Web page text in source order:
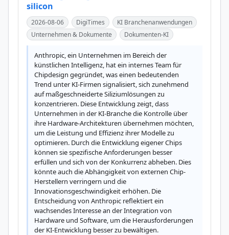
silicon
2026-08-06 DigiTimes
KI Branchenanwendungen
Unternehmen & Dokumente
Dokumenten-KI
Anthropic, ein Unternehmen im Bereich der
künstlichen Intelligenz, hat ein internes Team für
Chipdesign gegründet, was einen bedeutenden
Trend unter KI-Firmen signalisiert, sich zunehmend
auf maßgeschneiderte Siliziumlösungen zu
konzentrieren. Diese Entwicklung zeigt, dass
Unternehmen in der KI-Branche die Kontrolle über
ihre Hardware-Architekturen übernehmen möchten,
um die Leistung und Effizienz ihrer Modelle zu
optimieren. Durch die Entwicklung eigener Chips
können sie spezifische Anforderungen besser
erfüllen und sich von der Konkurrenz abheben. Dies
könnte auch die Abhängigkeit von externen Chip-
Herstellern verringern und die
Innovationsgeschwindigkeit erhöhen. Die
Entscheidung von Anthropic reflektiert ein
wachsendes Interesse an der Integration von
Hardware und Software, um die Herausforderungen
der KI-Entwicklung besser zu bewältigen.